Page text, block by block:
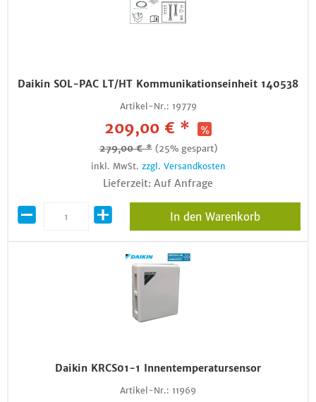
Daikin SOL-PAC LT/HT Kommunikationseinheit 140538
Artikel-Nr.: 19779
209,00 € *
279,00 € * (25% gespart)
inkl. MwSt. zzgl. Versandkosten
Lieferzeit: Auf Anfrage
In den Warenkorb
Daikin KRCS01-1 Innentemperatursensor
Artikel-Nr.: 11969